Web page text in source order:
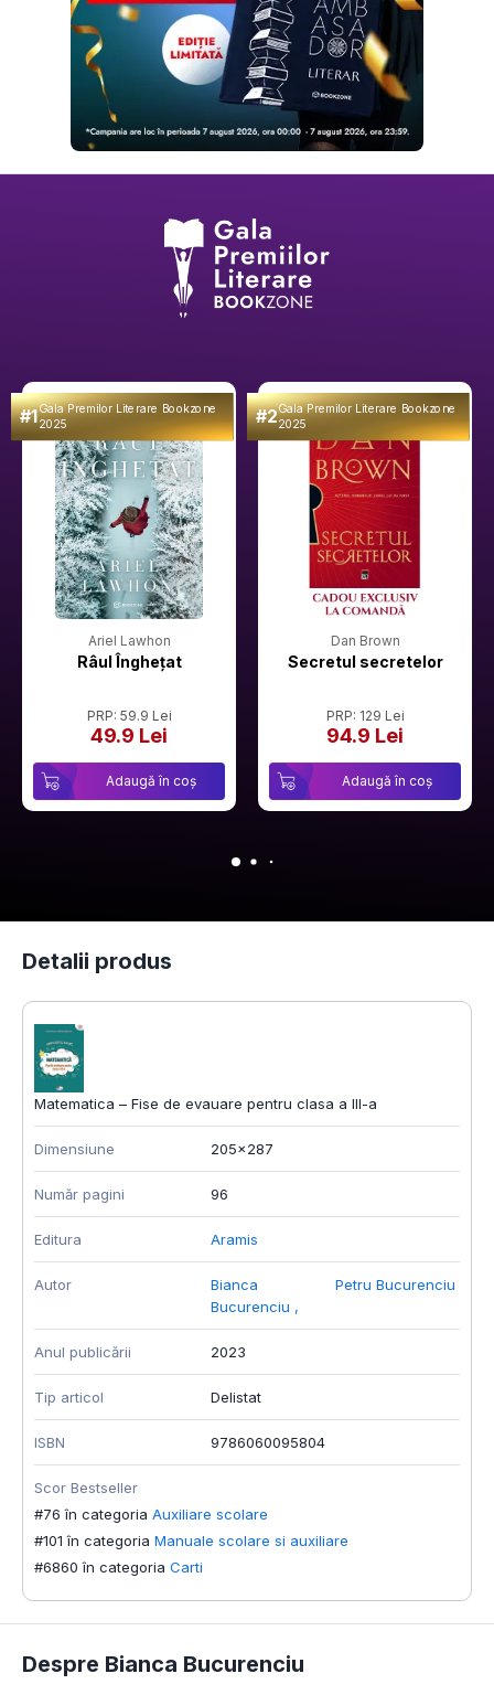
#1Gala Premilor Literare Bookzone
2025
Ariel Lawhon
Râul Înghețat
PRP: 59.9 Lei
49.9 Lei
Adaugă în coș
#2Gala Premilor Literare Bookzone
2025
Dan Brown
Secretul secretelor
PRP: 129 Lei
94.9 Lei
Adaugă în coș
Detalii produs
Matematica – Fise de evauare pentru clasa a III-a
Dimensiune 205x287
Număr pagini 96
Editura Aramis
Autor
Bianca
Bucurenciu ,
Petru Bucurenciu
Anul publicării 2023
Tip articol Delistat
ISBN 9786060095804
Scor Bestseller
#76 în categoria Auxiliare scolare
#101 în categoria Manuale scolare si auxiliare
#6860 în categoria Carti
Despre Bianca Bucurenciu